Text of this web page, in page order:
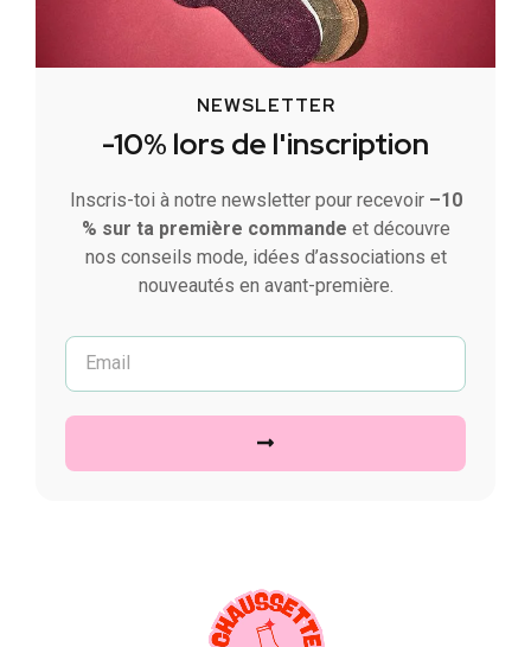
NEWSLETTER
-10% lors de l'inscription
Inscris-toi à notre newsletter pour recevoir –10
% sur ta première commande et découvre
nos conseils mode, idées d’associations et
nouveautés en avant-première.